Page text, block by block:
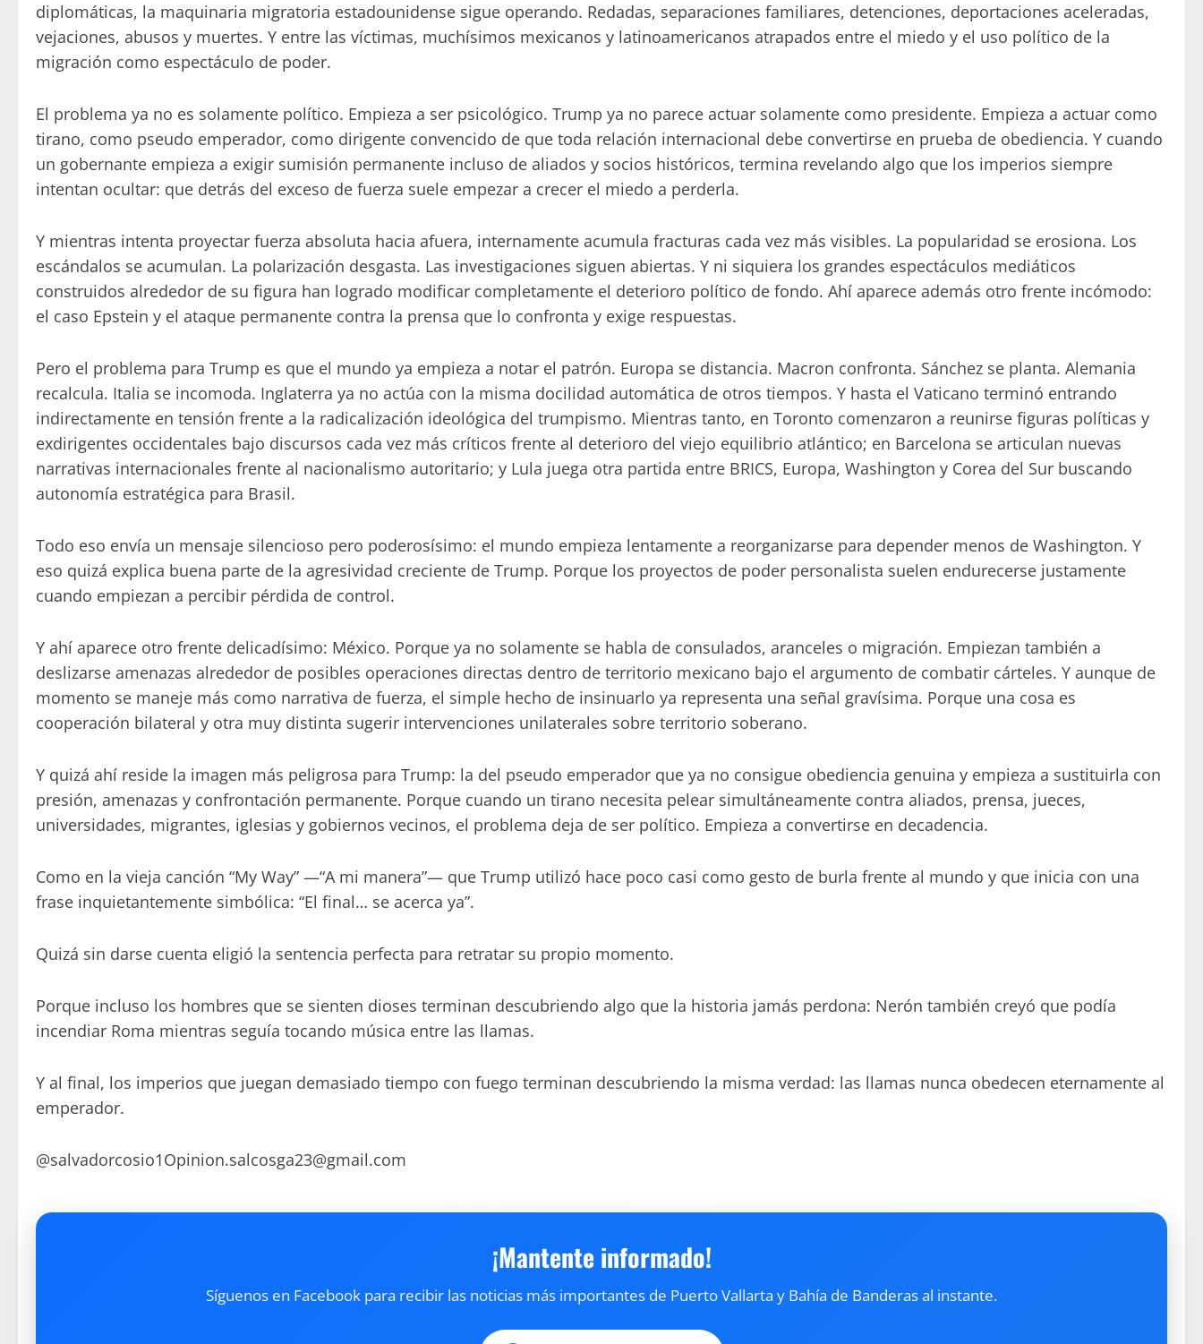
diplomáticas, la maquinaria migratoria estadounidense sigue operando. Redadas, separaciones familiares, detenciones, deportaciones aceleradas,
vejaciones, abusos y muertes. Y entre las víctimas, muchísimos mexicanos y latinoamericanos atrapados entre el miedo y el uso político de la
migración como espectáculo de poder.
El problema ya no es solamente político. Empieza a ser psicológico. Trump ya no parece actuar solamente como presidente. Empieza a actuar como
tirano, como pseudo emperador, como dirigente convencido de que toda relación internacional debe convertirse en prueba de obediencia. Y cuando
un gobernante empieza a exigir sumisión permanente incluso de aliados y socios históricos, termina revelando algo que los imperios siempre
intentan ocultar: que detrás del exceso de fuerza suele empezar a crecer el miedo a perderla.
Y mientras intenta proyectar fuerza absoluta hacia afuera, internamente acumula fracturas cada vez más visibles. La popularidad se erosiona. Los
escándalos se acumulan. La polarización desgasta. Las investigaciones siguen abiertas. Y ni siquiera los grandes espectáculos mediáticos
construidos alrededor de su figura han logrado modificar completamente el deterioro político de fondo. Ahí aparece además otro frente incómodo:
el caso Epstein y el ataque permanente contra la prensa que lo confronta y exige respuestas.
Pero el problema para Trump es que el mundo ya empieza a notar el patrón. Europa se distancia. Macron confronta. Sánchez se planta. Alemania
recalcula. Italia se incomoda. Inglaterra ya no actúa con la misma docilidad automática de otros tiempos. Y hasta el Vaticano terminó entrando
indirectamente en tensión frente a la radicalización ideológica del trumpismo. Mientras tanto, en Toronto comenzaron a reunirse figuras políticas y
exdirigentes occidentales bajo discursos cada vez más críticos frente al deterioro del viejo equilibrio atlántico; en Barcelona se articulan nuevas
narrativas internacionales frente al nacionalismo autoritario; y Lula juega otra partida entre BRICS, Europa, Washington y Corea del Sur buscando
autonomía estratégica para Brasil.
Todo eso envía un mensaje silencioso pero poderosísimo: el mundo empieza lentamente a reorganizarse para depender menos de Washington. Y
eso quizá explica buena parte de la agresividad creciente de Trump. Porque los proyectos de poder personalista suelen endurecerse justamente
cuando empiezan a percibir pérdida de control.
Y ahí aparece otro frente delicadísimo: México. Porque ya no solamente se habla de consulados, aranceles o migración. Empiezan también a
deslizarse amenazas alrededor de posibles operaciones directas dentro de territorio mexicano bajo el argumento de combatir cárteles. Y aunque de
momento se maneje más como narrativa de fuerza, el simple hecho de insinuarlo ya representa una señal gravísima. Porque una cosa es
cooperación bilateral y otra muy distinta sugerir intervenciones unilaterales sobre territorio soberano.
Y quizá ahí reside la imagen más peligrosa para Trump: la del pseudo emperador que ya no consigue obediencia genuina y empieza a sustituirla con
presión, amenazas y confrontación permanente. Porque cuando un tirano necesita pelear simultáneamente contra aliados, prensa, jueces,
universidades, migrantes, iglesias y gobiernos vecinos, el problema deja de ser político. Empieza a convertirse en decadencia.
Como en la vieja canción “My Way” —“A mi manera”— que Trump utilizó hace poco casi como gesto de burla frente al mundo y que inicia con una
frase inquietantemente simbólica: “El final… se acerca ya”.
Quizá sin darse cuenta eligió la sentencia perfecta para retratar su propio momento.
Porque incluso los hombres que se sienten dioses terminan descubriendo algo que la historia jamás perdona: Nerón también creyó que podía
incendiar Roma mientras seguía tocando música entre las llamas.
Y al final, los imperios que juegan demasiado tiempo con fuego terminan descubriendo la misma verdad: las llamas nunca obedecen eternamente al
emperador.
@salvadorcosio1Opinion.salcosga23@gmail.com
¡Mantente informado!
Síguenos en Facebook para recibir las noticias más importantes de Puerto Vallarta y Bahía de Banderas al instante.